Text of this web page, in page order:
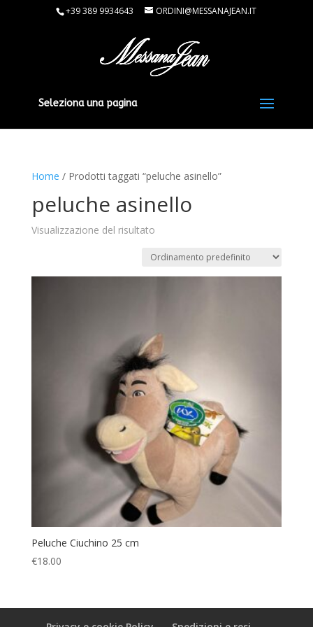
+39 389 9934643 ORDINI@MESSANAJEAN.IT
Seleziona una pagina
Home / Prodotti taggati “peluche asinello”
peluche asinello
Visualizzazione del risultato
Peluche Ciuchino 25 cm
€18.00